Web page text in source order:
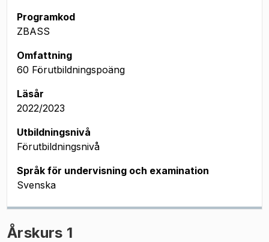
Programkod
ZBASS
Omfattning
60 Förutbildningspoäng
Läsår
2022/2023
Utbildningsnivå
Förutbildningsnivå
Språk för undervisning och examination
Svenska
Årskurs 1